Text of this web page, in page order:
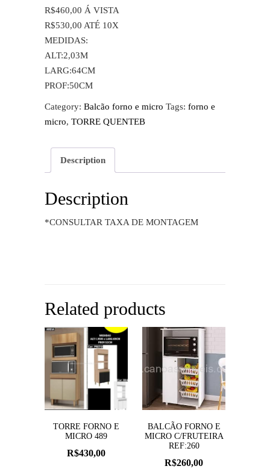
R$460,00 Á VISTA
R$530,00 ATÉ 10X
MEDIDAS:
ALT:2,03M
LARG:64CM
PROF:50CM
Category: Balcão forno e micro Tags: forno e
micro, TORRE QUENTEB
Description
Description
*CONSULTAR TAXA DE MONTAGEM
Related products
TORRE FORNO E
MICRO 489
R$430,00
BALCÃO FORNO E
MICRO C/FRUTEIRA
REF:260
R$260,00